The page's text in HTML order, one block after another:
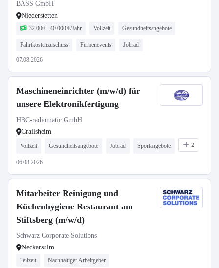
BASS GmbH
Niederstetten
32.000 - 40.000 €/Jahr Vollzeit Gesundheitsangebote
Fahrtkostenzuschuss Firmenevents Jobrad
07.08.2026
Maschineneinrichter (m/w/d) für
unsere Elektronikfertigung
HBC-radiomatic GmbH
Crailsheim
Vollzeit Gesundheitsangebote Jobrad Sportangebote 2
06.08.2026
Mitarbeiter Reinigung und
Küchenhygiene Restaurant am
Stiftsberg (m/w/d)
Schwarz Corporate Solutions
Neckarsulm
Teilzeit Nachhaltiger Arbeitgeber